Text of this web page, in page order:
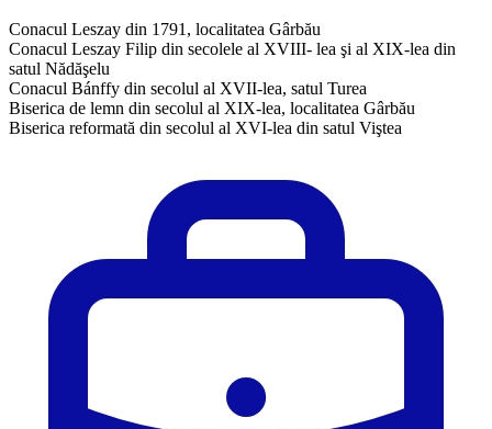
Conacul Leszay din 1791, localitatea Gârbău
Conacul Leszay Filip din secolele al XVIII- lea şi al XIX-lea din
satul Nădăşelu
Conacul Bánffy din secolul al XVII-lea, satul Turea
Biserica de lemn din secolul al XIX-lea, localitatea Gârbău
Biserica reformată din secolul al XVI-lea din satul Viştea